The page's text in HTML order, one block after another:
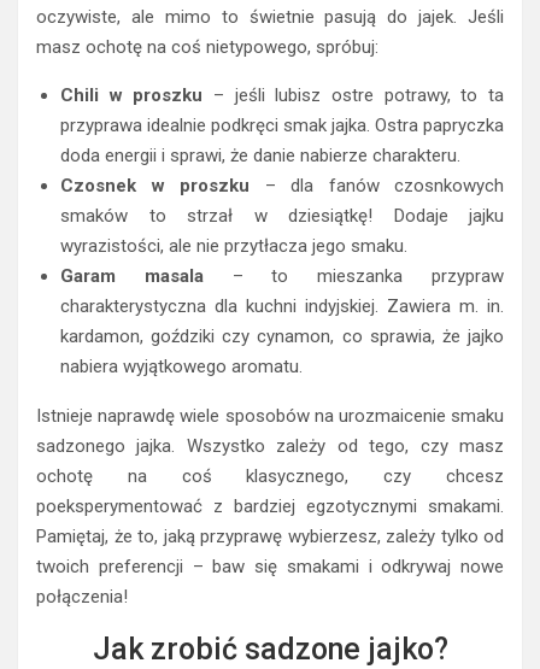
oczywiste, ale mimo to świetnie pasują do jajek. Jeśli
masz ochotę na coś nietypowego, spróbuj:
Chili w proszku – jeśli lubisz ostre potrawy, to ta
przyprawa idealnie podkręci smak jajka. Ostra papryczka
doda energii i sprawi, że danie nabierze charakteru.
Czosnek w proszku – dla fanów czosnkowych
smaków to strzał w dziesiątkę! Dodaje jajku
wyrazistości, ale nie przytłacza jego smaku.
Garam masala– to mieszanka przypraw
charakterystyczna dla kuchni indyjskiej. Zawiera m. in.
kardamon, goździki czy cynamon, co sprawia, że jajko
nabiera wyjątkowego aromatu.
Istnieje naprawdę wiele sposobów na urozmaicenie smaku
sadzonego jajka. Wszystko zależy od tego, czy masz
ochotę na coś klasycznego, czy chcesz
poeksperymentować z bardziej egzotycznymi smakami.
Pamiętaj, że to, jaką przyprawę wybierzesz, zależy tylko od
twoich preferencji – baw się smakami i odkrywaj nowe
połączenia!
Jak zrobić sadzone jajko?